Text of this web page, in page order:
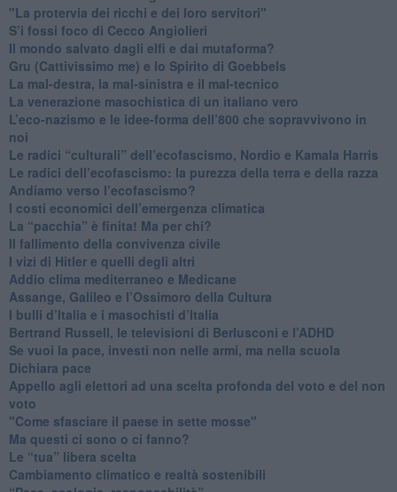
"La protervia dei ricchi e dei loro servitori"
S’i fossi foco di Cecco Angiolieri
​Il mondo salvato dagli elfi e dai mutaforma?
Gru (Cattivissimo me) e lo Spirito di Goebbels
​La mal-destra, la mal-sinistra e il mal-tecnico
​La venerazione masochistica di un italiano vero
​L’eco-nazismo e le idee-forma dell’800 che sopravvivono in
noi
​Le radici “culturali” dell’ecofascismo, Nordio e Kamala Harris
Le radici dell’ecofascismo: la purezza della terra e della razza
Andiamo verso l’ecofascismo?
I costi economici dell’emergenza climatica
​La “pacchia” è finita! Ma per chi?
​Il fallimento della convivenza civile
​I vizi di Hitler e quelli degli altri
Addio clima mediterraneo e Medicane
​Assange, Galileo e l’Ossimoro della Cultura
​I bulli d’Italia e i masochisti d’Italia
​Bertrand Russell, le televisioni di Berlusconi e l’ADHD
​Se vuoi la pace, investi non nelle armi, ma nella scuola
​Dichiara pace
​Appello agli elettori ad una scelta profonda del voto e del non
voto
"Come sfasciare il paese in sette mosse"
​Ma questi ci sono o ci fanno?
​Le “tua” libera scelta
Cambiamento climatico e realtà sostenibili